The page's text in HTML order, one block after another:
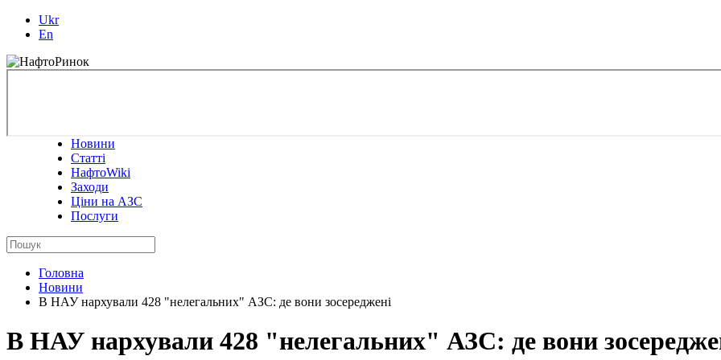
Ukr
En
Новини
Статті
НафтоWiki
Заходи
Ціни на АЗС
Послуги
Головна
Новини
В НАУ нархували 428 "нелегальних" АЗС: де вони зосереджені
В НАУ нархували 428 "нелегальних" АЗС: де вони